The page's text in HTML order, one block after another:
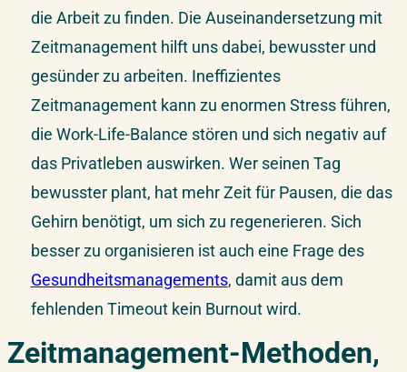
die Arbeit zu finden. Die Auseinandersetzung mit
Zeitmanagement hilft uns dabei, bewusster und
gesünder zu arbeiten. Ineffizientes
Zeitmanagement kann zu enormen Stress führen,
die Work-Life-Balance stören und sich negativ auf
das Privatleben auswirken. Wer seinen Tag
bewusster plant, hat mehr Zeit für Pausen, die das
Gehirn benötigt, um sich zu regenerieren. Sich
besser zu organisieren ist auch eine Frage des
Gesundheitsmanagements, damit aus dem
fehlenden Timeout kein Burnout wird.
Zeitmanagement-Methoden,